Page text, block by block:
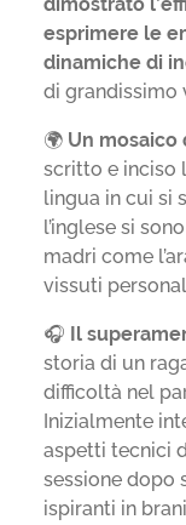
esprimere le
dinamiche di
di grandissimo
🌍 Un mosaico
scritto e inciso
lingua in cui si
l’inglese si
madri come
vissuti
🎧 Il
storia di un
difficoltà nel
Inizialmente
aspetti tecnici
sessione dopo
ispiranti in